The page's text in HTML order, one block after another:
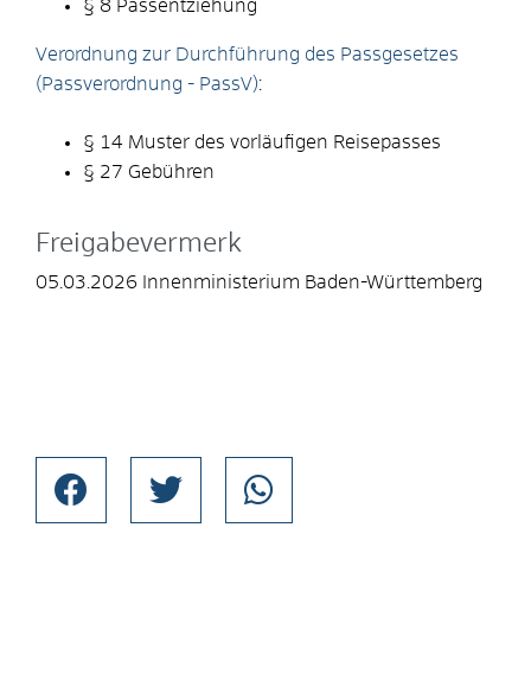
§ 8 Passentziehung
Verordnung zur Durchführung des Passgesetzes
(Passverordnung - PassV):
§ 14 Muster des vorläufigen Reisepasses
§ 27 Gebühren
Freigabevermerk
05.03.2026 Innenministerium Baden-Württemberg